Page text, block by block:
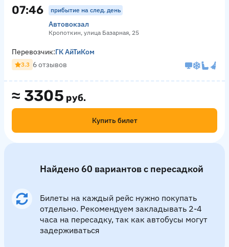
07:46 прибытие на след. день
Автовокзал
Кропоткин, улица Базарная, 25
≈ 3305 руб.
Купить билет
Перевозчик:ГК АйТиКом
3.3 6 отзывов
Найдено 60 вариантов с пересадкой
Билеты на каждый рейс нужно покупать
отдельно. Рекомендуем закладывать 2-4
часа на пересадку, так как автобусы могут
задерживаться